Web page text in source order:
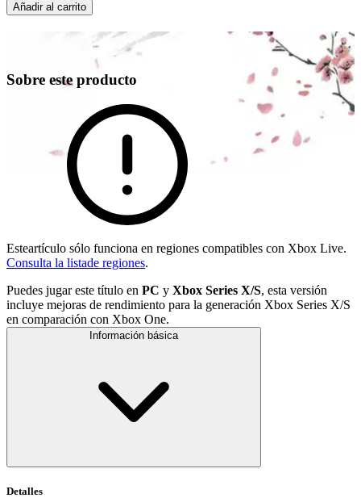
Añadir al carrito
Sobre este producto
Esteartículo sólo funciona en regiones compatibles con Xbox Live.
Consulta la listade regiones.
Puedes jugar este título en PC y Xbox Series X/S, esta versión
incluye mejoras de rendimiento para la generación Xbox Series X/S
en comparación con Xbox One.
Información básica
Detalles